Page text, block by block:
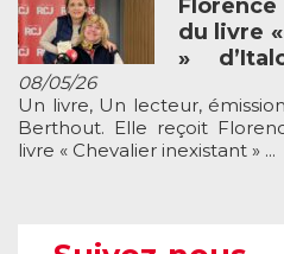
du livre
»
08/05/26
Un livre, Un lecteur,
Berthout. Elle reçoit
livre « Chevalier inexistant » ...